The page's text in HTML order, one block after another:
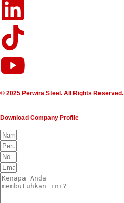
© 2025 Perwira Steel. All Rights Reserved.
Download Company Profile